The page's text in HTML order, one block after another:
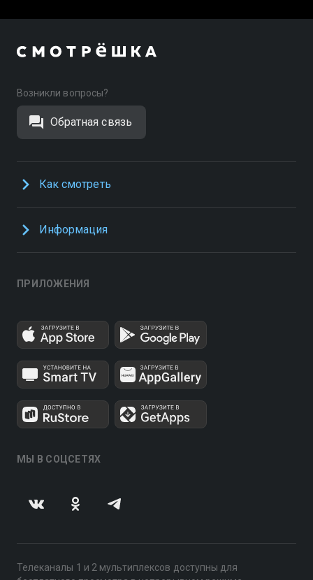
Возникли вопросы?
Обратная связь
Как смотреть
Информация
ПРИЛОЖЕНИЯ
МЫ В СОЦСЕТЯХ
Телеканалы 1 и 2 мультиплексов доступны для